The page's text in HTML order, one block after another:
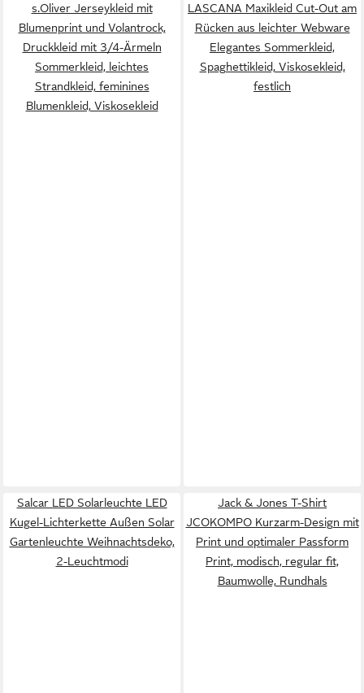
s.Oliver Jerseykleid mit
Blumenprint und Volantrock,
Druckkleid mit 3/4-Ärmeln
Sommerkleid, leichtes
Strandkleid, feminines
Blumenkleid, Viskosekleid
LASCANA Maxikleid Cut-Out am
Rücken aus leichter Webware
Elegantes Sommerkleid,
Spaghettikleid, Viskosekleid,
festlich
Salcar LED Solarleuchte LED
Kugel-Lichterkette Außen Solar
Gartenleuchte Weihnachtsdeko,
2-Leuchtmodi
Jack & Jones T-Shirt
JCOKOMPO Kurzarm-Design mit
Print und optimaler Passform
Print, modisch, regular fit,
Baumwolle, Rundhals